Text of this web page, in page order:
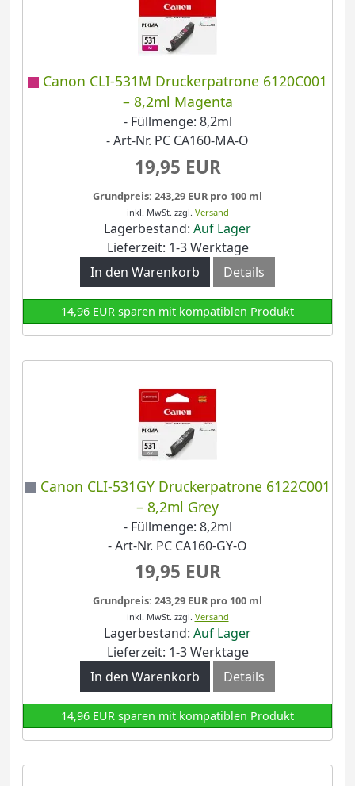
Canon CLI-531M Druckerpatrone 6120C001
– 8,2ml Magenta
- Füllmenge: 8,2ml
- Art-Nr. PC CA160-MA-O
19,95 EUR
Grundpreis: 243,29 EUR pro 100 ml
inkl. MwSt. zzgl. Versand
Lagerbestand: Auf Lager
Lieferzeit: 1-3 Werktage
In den Warenkorb
Details
14,96 EUR sparen mit kompatiblen Produkt
Canon CLI-531GY Druckerpatrone 6122C001
– 8,2ml Grey
- Füllmenge: 8,2ml
- Art-Nr. PC CA160-GY-O
19,95 EUR
Grundpreis: 243,29 EUR pro 100 ml
inkl. MwSt. zzgl. Versand
Lagerbestand: Auf Lager
Lieferzeit: 1-3 Werktage
In den Warenkorb
Details
14,96 EUR sparen mit kompatiblen Produkt